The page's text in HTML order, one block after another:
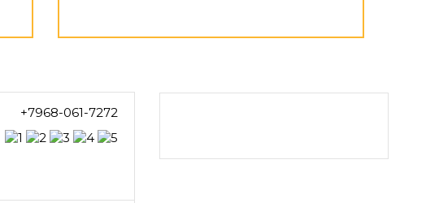
+7968-061-7272